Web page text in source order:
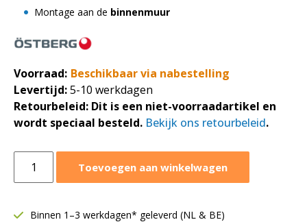
Montage aan de binnenmuur
Voorraad: Beschikbaar via nabestelling
Levertijd:5-10 werkdagen
Retourbeleid: Dit is een niet-voorraadartikel en
wordt speciaal besteld. Bekijk ons retourbeleid.
wandventilator
Ø315
Toevoegen aan winkelwagen
Binnen 1–3 werkdagen* geleverd (NL & BE)